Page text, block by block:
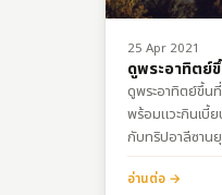
25 Apr 2021
ดูพระอาทิตย์
ดูพระอาทิตย์ขึ้น
พร้อมแวะกินเบี้
กับทริปอาลีซาน
ไงฝากรับชมด้ว
ด้วยนะ การเดิน
อ่านต่อ →